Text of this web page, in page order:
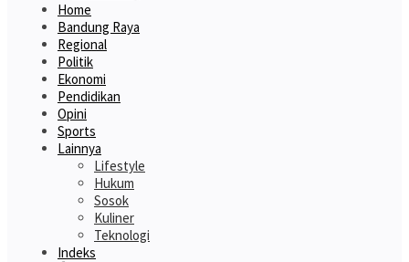
Home
Bandung Raya
Regional
Politik
Ekonomi
Pendidikan
Opini
Sports
Lainnya
Lifestyle
Hukum
Sosok
Kuliner
Teknologi
Indeks